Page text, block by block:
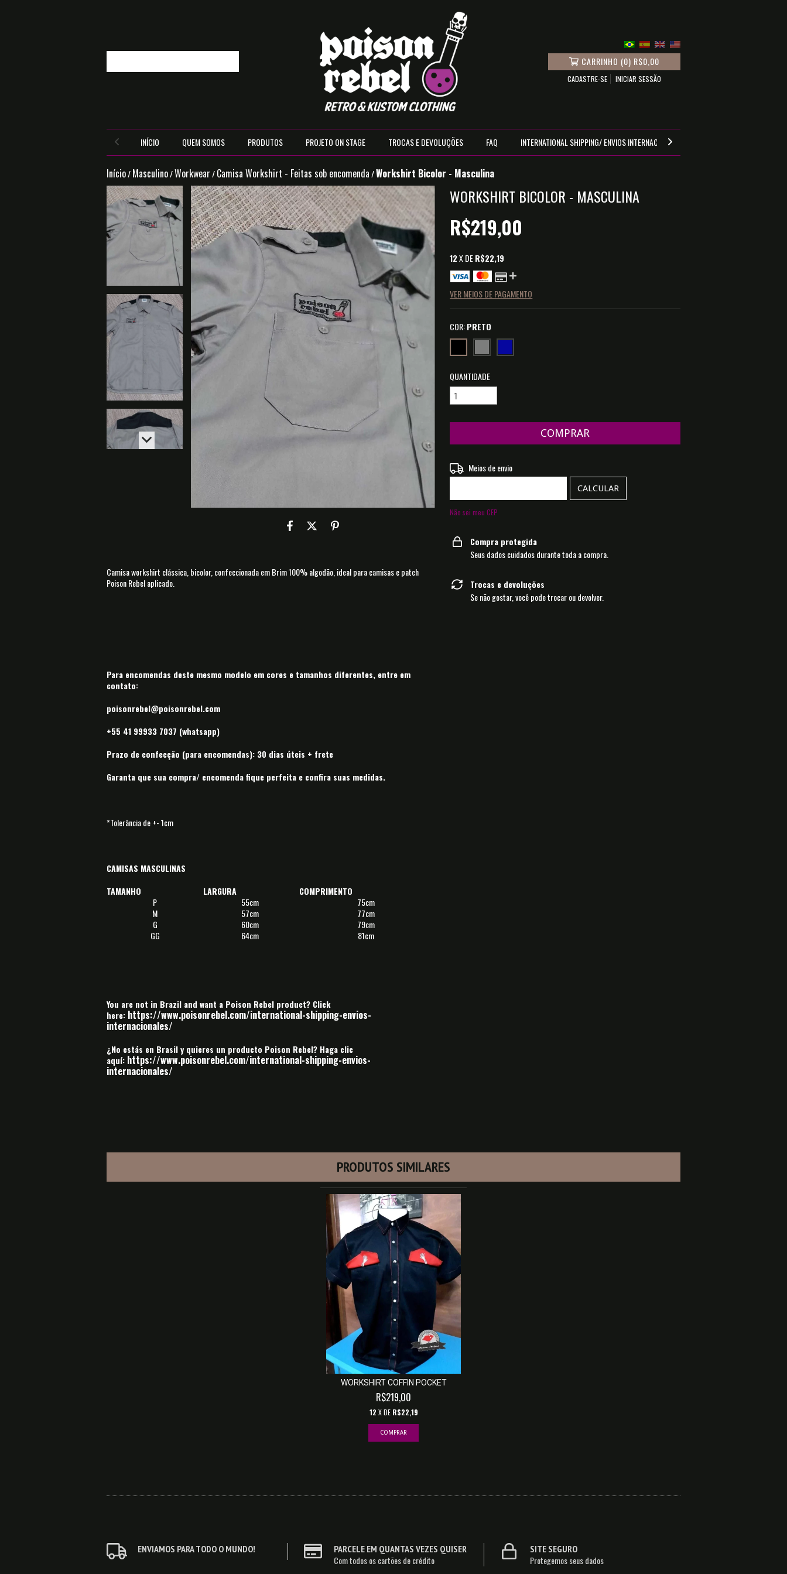
CARRINHO (0) R$0,00
CADASTRE-SE INICIAR SESSÃO
INÍCIO QUEM SOMOS PRODUTOS PROJETO ON STAGE TROCAS E DEVOLUÇÕES FAQ INTERNATIONAL SHIPPING/ ENVIOS INTERNACIONALES
Início/Masculino/Workwear/Camisa Workshirt - Feitas sob encomenda/Workshirt Bicolor - Masculina
Camisa workshirt clássica, bicolor, confeccionada em Brim 100% algodão, ideal para camisas e patch
Poison Rebel aplicado.
Para encomendas deste mesmo modelo em cores e tamanhos diferentes, entre em
contato:
poisonrebel@poisonrebel.com
+55 41 99933 7037 (whatsapp)
Prazo de confecção (para encomendas): 30 dias úteis + frete
Garanta que sua compra/ encomenda fique perfeita e confira suas medidas.
*Tolerância de +- 1cm
CAMISAS MASCULINAS
TAMANHO
LARGURA
COMPRIMENTO
P
55cm
75cm
M
57cm
77cm
G
60cm
79cm
GG
64cm 81cm
You are not in Brazil and want a Poison Rebel product? Click
here: https://www.poisonrebel.com/international-shipping-envios-
internacionales/
¿No estás en Brasil y quieres un producto Poison Rebel? Haga clic
aquí: https://www.poisonrebel.com/international-shipping-envios-
internacionales/
WORKSHIRT BICOLOR - MASCULINA
R$219,00
12X DER$22,19
VER MEIOS DE PAGAMENTO
COR:PRETO
QUANTIDADE
Entregas para o CEP:
Meios de envio
CALCULAR
Não sei meu CEP
Compra protegida
Seus dados cuidados durante toda a compra.
Trocas e devoluções
Se não gostar, você pode trocar ou devolver.
PRODUTOS SIMILARES
WORKSHIRT COFFIN POCKET
R$219,00
12 X DE R$22,19
COMPRAR
ENVIAMOS PARA TODO O MUNDO! PARCELE EM QUANTAS VEZES QUISER
Com todos os cartões de crédito
SITE SEGURO
Protegemos seus dados